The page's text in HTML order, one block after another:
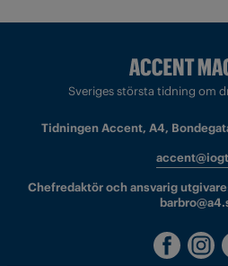
Sveriges största tidning om
Tidningen Accent, A4,
Chefredaktör och ansvarig